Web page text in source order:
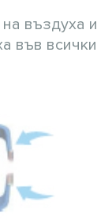
въздуха и
във всички